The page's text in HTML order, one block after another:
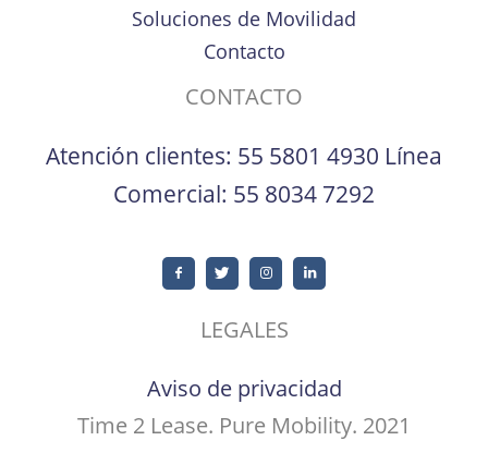
Soluciones de Movilidad
Contacto
CONTACTO
Atención clientes: 55 5801 4930 Línea
Comercial: 55 8034 7292
LEGALES
Aviso de privacidad
Time 2 Lease. Pure Mobility. 2021